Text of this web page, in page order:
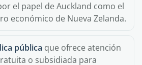
el papel de Auckland como el
económico de Nueva Zelanda.
pública que ofrece atención
o subsidiada para